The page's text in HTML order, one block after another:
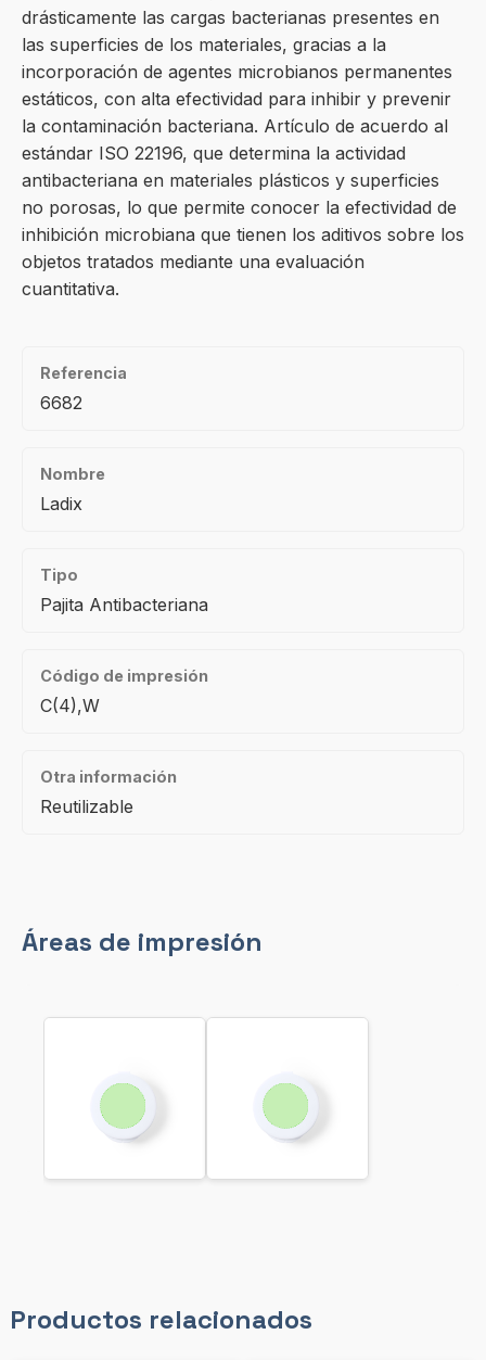
drásticamente las cargas bacterianas presentes en
las superficies de los materiales, gracias a la
incorporación de agentes microbianos permanentes
estáticos, con alta efectividad para inhibir y prevenir
la contaminación bacteriana. Artículo de acuerdo al
estándar ISO 22196, que determina la actividad
antibacteriana en materiales plásticos y superficies
no porosas, lo que permite conocer la efectividad de
inhibición microbiana que tienen los aditivos sobre los
objetos tratados mediante una evaluación
cuantitativa.
Referencia
6682
Nombre
Ladix
Tipo
Pajita Antibacteriana
Código de impresión
C(4),W
Otra información
Reutilizable
Áreas de impresión
Productos relacionados